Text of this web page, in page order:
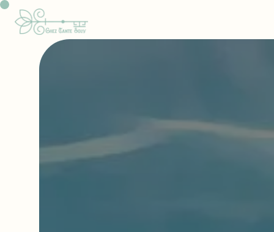
Panneau de gestion des cookies